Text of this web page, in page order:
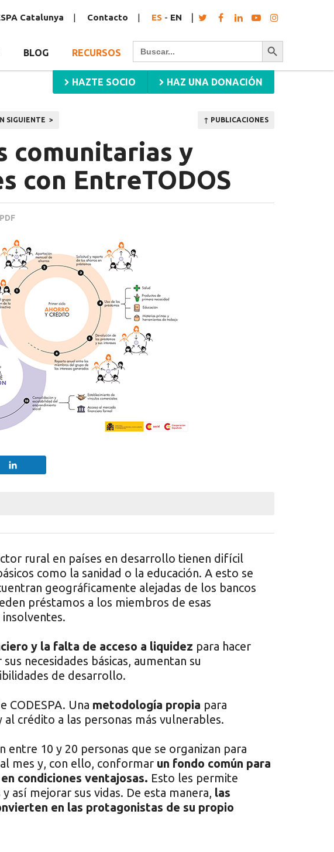
Catalunya Contacto ES - EN
BLOG RECURSOS
Buscar: Botón de búsqueda
HAZTE SOCIO HAZ UNA DONACIÓN
↑ PUBLICACIONES
SIGUIENTE
comunitarias y
con EntreTODOS
rural en países en desarrollo tienen difícil
como la sanidad o la educación. A esto se
geográficamente alejadas de los bancos
préstamos a los miembros de esas
y la falta de acceso a liquidez para hacer
necesidades básicas, aumentan su
de desarrollo.
CODESPA. Una metodología propia para
crédito a las personas más vulnerables.
entre 10 y 20 personas que se organizan para
mes y, con ello, conformar un fondo común para
condiciones ventajosas. Esto les permite
así mejorar sus vidas. De esta manera, las
en las protagonistas de su propio